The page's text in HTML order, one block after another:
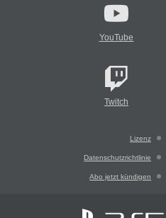
YouTube
Twitch
Lizenz
Datenschutzrichtlinie
Abo jetzt kündigen